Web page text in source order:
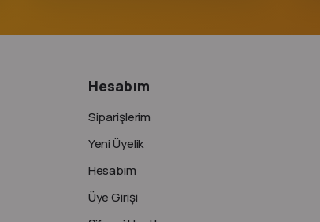
Hesabım
Siparişlerim
Yeni Üyelik
Hesabım
Üye Girişi